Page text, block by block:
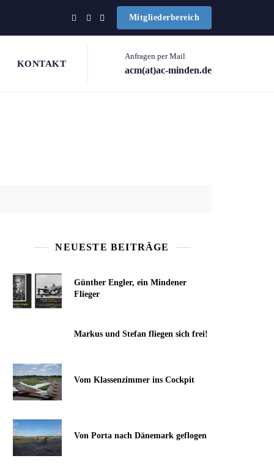
Mitgliederbereich
KONTAKT
Anfragen per Mail
acm(at)ac-minden.de
NEUESTE BEITRÄGE
Günther Engler, ein Mindener
Flieger
Markus und Stefan fliegen sich frei!
Vom Klassenzimmer ins Cockpit
Von Porta nach Dänemark geflogen